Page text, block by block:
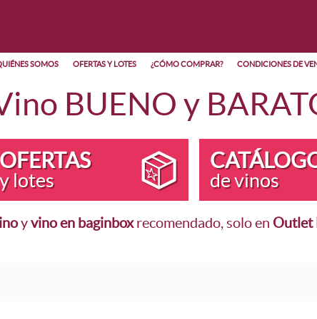
SOMOS OFERTAS Y LOTES ¿CÓMO COMPRAR? CONDICIONES DE
BUENO y
OFERTAS
y lotes de vinos
yvino en baginboxrecomendado, solo en Outlet